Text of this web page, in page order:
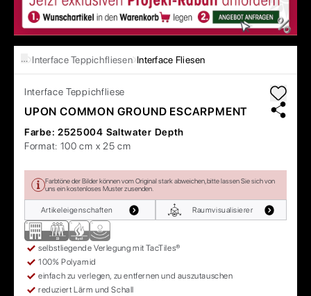
… Interface Teppichfliesen Interface Fliesen
Interface Teppichfliese
UPON COMMON GROUND ESCARPMENT
Farbe: 2525004 Saltwater Depth
Format: 100 cm x 25 cm
Farbtöne der Bilder können vom Original stark abweichen, bitte lassen Sie sich von
uns ein kostenloses Muster zusenden.
Artikeleigenschaften Raumvisualisierer
selbstliegende Verlegung mit TacTiles®
100% Polyamid
einfach zu verlegen, zu entfernen und auszutauschen
reduziert Lärm und Schall